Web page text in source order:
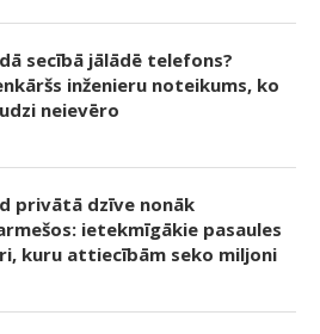
secībā jālādē telefons?
inženieru noteikums, ko
neievēro
privātā dzīve nonāk
ietekmīgākie pasaules
kuru attiecībām seko miljoni